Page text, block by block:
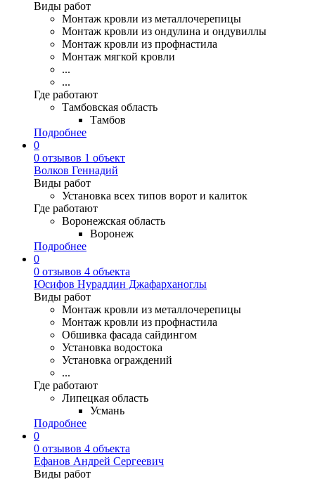
Виды работ
Монтаж кровли из металлочерепицы
Монтаж кровли из ондулина и ондувиллы
Монтаж кровли из профнастила
Монтаж мягкой кровли
...
...
Где работают
Тамбовская область
Тамбов
Подробнее
0
0 отзывов 1 объект
Волков Геннадий
Виды работ
Установка всех типов ворот и калиток
Где работают
Воронежская область
Воронеж
Подробнее
0
0 отзывов 4 объекта
Юсифов Нураддин Джафарханоглы
Виды работ
Монтаж кровли из металлочерепицы
Монтаж кровли из профнастила
Обшивка фасада сайдингом
Установка водостока
Установка ограждений
...
Где работают
Липецкая область
Усмань
Подробнее
0
0 отзывов 4 объекта
Ефанов Андрей Сергеевич
Виды работ